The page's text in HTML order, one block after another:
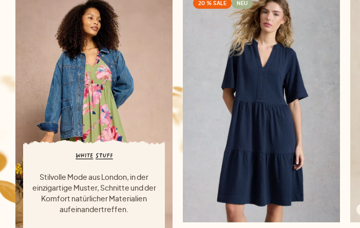
Stilvolle Mode aus London, in der
einzigartige Muster, Schnitte und der
Komfort natürlicher Materialien
aufeinandertreffen.
20 % SALE NEU